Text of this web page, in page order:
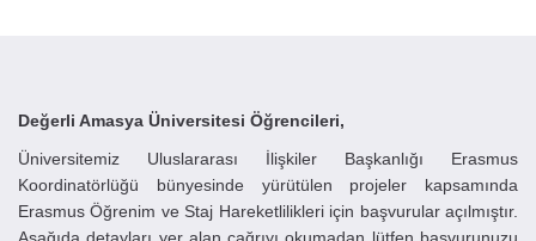
Değerli Amasya Üniversitesi Öğrencileri,
Üniversitemiz Uluslararası İlişkiler Başkanlığı Erasmus
Koordinatörlüğü bünyesinde yürütülen projeler kapsamında
Erasmus Öğrenim ve Staj Hareketlilikleri için başvurular açılmıştır.